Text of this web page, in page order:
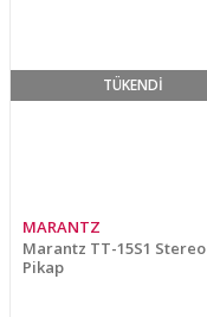
TÜKENDİ
MARANTZ
Marantz TT-15S1 Stereo
Pikap